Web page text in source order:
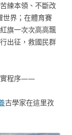
練本領、不斷改
世界；在體育賽
旗一次次高高飄
出征，救國民群
實程序——
古學家在這里孜